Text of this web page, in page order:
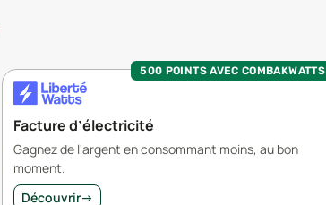
500 POINTS AVEC COMBAKWATTS
Facture d’électricité
Gagnez de l'argent en consommant moins, au bon
moment.
Découvrir→